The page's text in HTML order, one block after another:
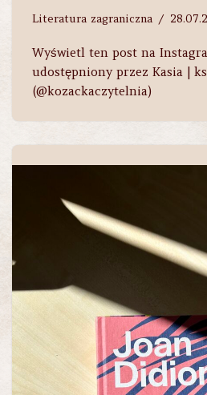
Literatura zagraniczna
Wyświetl ten post na
udostępniony przez Kasia |
(@kozackaczytelnia)